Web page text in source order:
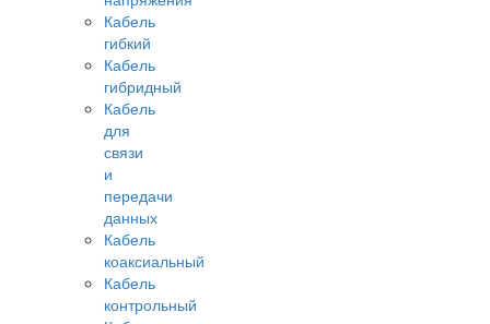
Кабель
гибкий
Кабель
гибридный
Кабель
для
связи
и
передачи
данных
Кабель
коаксиальный
Кабель
контрольный